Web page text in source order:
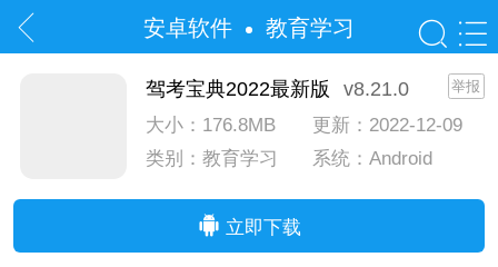
安卓软件 教育学习
驾考宝典2022最新版 v8.21.0
大小：176.8MB
更新：2022-12-09
类别：教育学习
系统：Android
举报
立即下载